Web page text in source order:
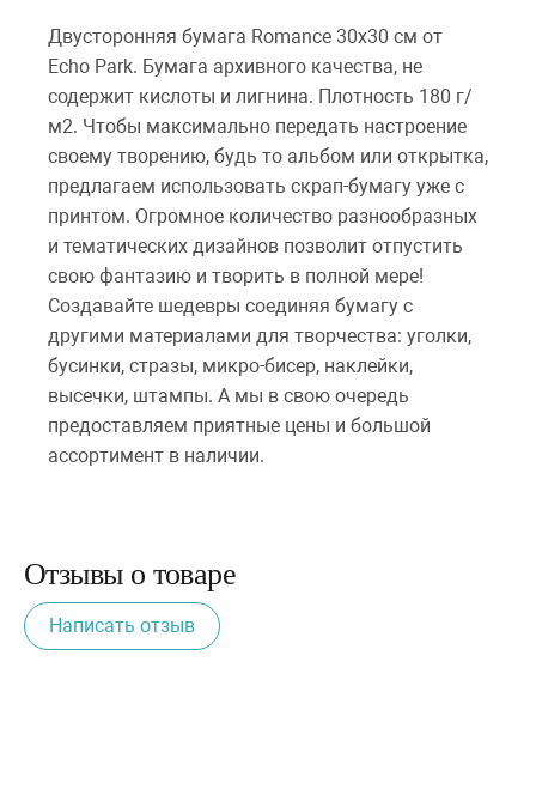
Двусторонняя бумага Romance 30х30 см от
Echo Park. Бумага архивного качества, не
содержит кислоты и лигнина. Плотность 180 г/
м2. Чтобы максимально передать настроение
своему творению, будь то альбом или открытка,
предлагаем использовать скрап-бумагу уже с
принтом. Огромное количество разнообразных
и тематических дизайнов позволит отпустить
свою фантазию и творить в полной мере!
Создавайте шедевры соединяя бумагу с
другими материалами для творчества: уголки,
бусинки, стразы, микро-бисер, наклейки,
высечки, штампы. А мы в свою очередь
предоставляем приятные цены и большой
ассортимент в наличии.
Отзывы о товаре
Написать отзыв